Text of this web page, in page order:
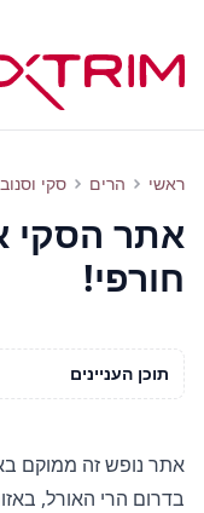
ראשי הרים סקי חופשה באתר הסקי אבזקובו: סקירת אתר הסקי
אתר הסקי
חורפי!
אתר נופש זה ממוקם
בדרום הרי האורל,
תוכן העניינים